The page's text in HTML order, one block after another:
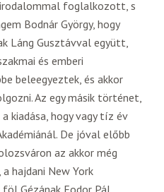
foglalkozott, s
Bodnár György, hogy
Láng Gusztávval együtt,
és emberi
beleegyeztek, és akkor
Az egy másik történet,
kiadása, hogy vagy tíz év
De jóval előbb
az akkor még
hajdani New York
Gézának Fodor Pál